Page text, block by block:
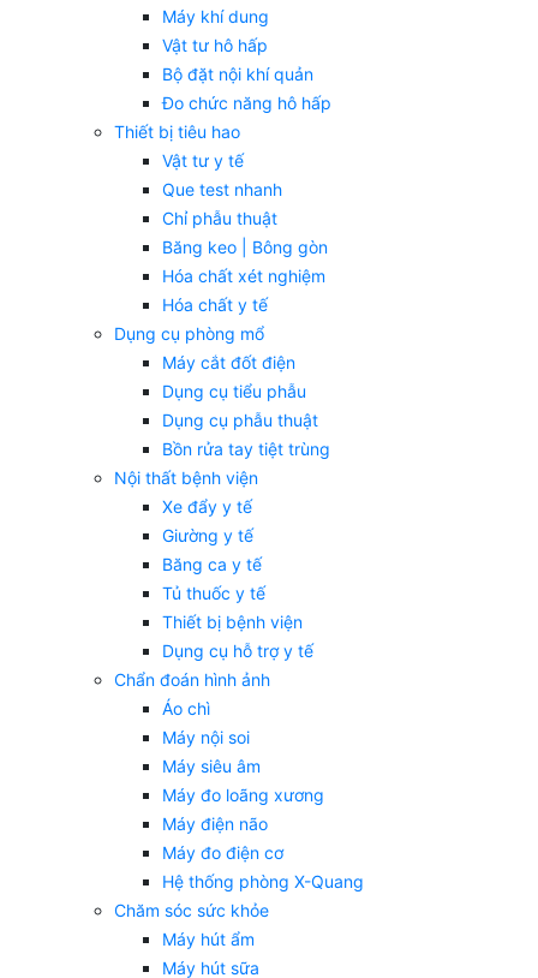
Máy khí dung
Vật tư hô hấp
Bộ đặt nội khí quản
Đo chức năng hô hấp
Thiết bị tiêu hao
Vật tư y tế
Que test nhanh
Chỉ phẫu thuật
Băng keo | Bông gòn
Hóa chất xét nghiệm
Hóa chất y tế
Dụng cụ phòng mổ
Máy cắt đốt điện
Dụng cụ tiểu phẫu
Dụng cụ phẫu thuật
Bồn rửa tay tiệt trùng
Nội thất bệnh viện
Xe đẩy y tế
Giường y tế
Băng ca y tế
Tủ thuốc y tế
Thiết bị bệnh viện
Dụng cụ hỗ trợ y tế
Chẩn đoán hình ảnh
Áo chì
Máy nội soi
Máy siêu âm
Máy đo loãng xương
Máy điện não
Máy đo điện cơ
Hệ thống phòng X-Quang
Chăm sóc sức khỏe
Máy hút ẩm
Máy hút sữa